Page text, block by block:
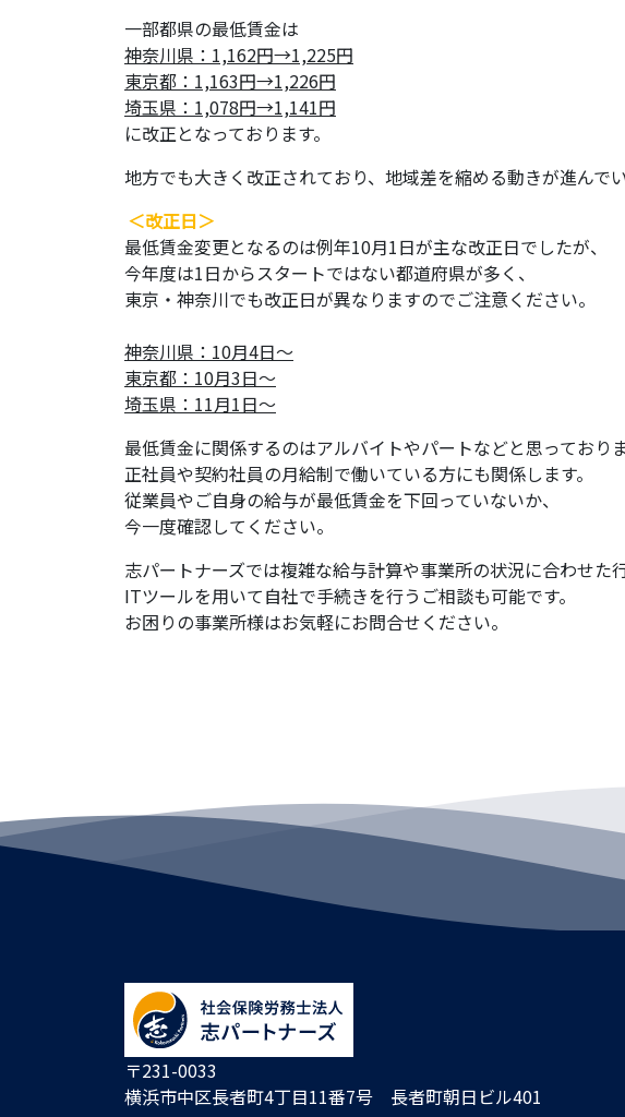
一部都県の最低賃金は
神奈川県：1,162円→1,225円
東京都：1,163円→1,226円
埼玉県：1,078円→1,141円
に改正となっております。
地方でも大きく改正されており、地域差を縮める動きが進んでい
＜改正日＞
最低賃金変更となるのは例年10月1日が主な改正日でしたが、
今年度は1日からスタートではない都道府県が多く、
東京・神奈川でも改正日が異なりますのでご注意ください。
神奈川県：10月4日～
東京都：10月3日～
埼玉県：11月1日～
最低賃金に関係するのはアルバイトやパートなどと思っており
正社員や契約社員の月給制で働いている方にも関係します。
従業員やご自身の給与が最低賃金を下回っていないか、
今一度確認してください。
志パートナーズでは複雑な給与計算や事業所の状況に合わせた
ITツールを用いて自社で手続きを行うご相談も可能です。
お困りの事業所様はお気軽にお問合せください。
〒231-0033
横浜市中区長者町4丁目11番7号 長者町朝日ビル401